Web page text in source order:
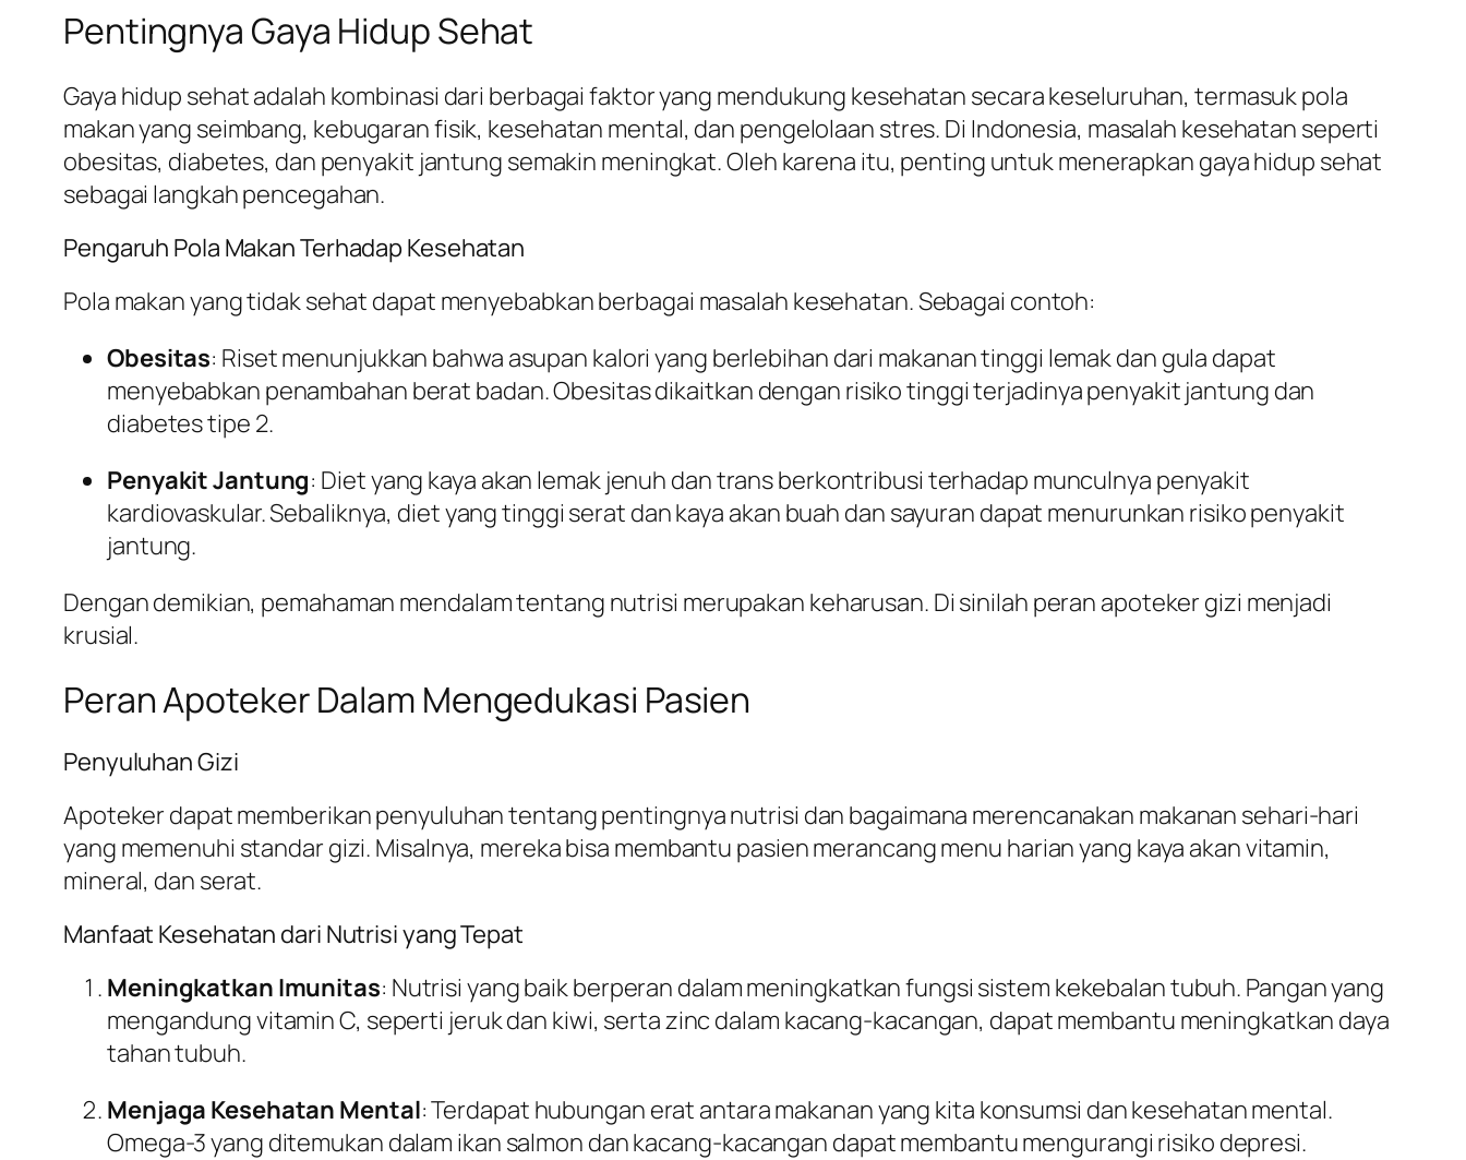
Pentingnya Gaya Hidup Sehat
Gaya hidup sehat adalah kombinasi dari berbagai faktor yang mendukung kesehatan secara keseluruhan, termasuk pola
makan yang seimbang, kebugaran fisik, kesehatan mental, dan pengelolaan stres. Di Indonesia, masalah kesehatan seperti
obesitas, diabetes, dan penyakit jantung semakin meningkat. Oleh karena itu, penting untuk menerapkan gaya hidup sehat
sebagai langkah pencegahan.
Pengaruh Pola Makan Terhadap Kesehatan
Pola makan yang tidak sehat dapat menyebabkan berbagai masalah kesehatan. Sebagai contoh:
Obesitas: Riset menunjukkan bahwa asupan kalori yang berlebihan dari makanan tinggi lemak dan gula dapat
menyebabkan penambahan berat badan. Obesitas dikaitkan dengan risiko tinggi terjadinya penyakit jantung dan
diabetes tipe 2.
Penyakit Jantung: Diet yang kaya akan lemak jenuh dan trans berkontribusi terhadap munculnya penyakit
kardiovaskular. Sebaliknya, diet yang tinggi serat dan kaya akan buah dan sayuran dapat menurunkan risiko penyakit
jantung.
Dengan demikian, pemahaman mendalam tentang nutrisi merupakan keharusan. Di sinilah peran apoteker gizi menjadi
krusial.
Peran Apoteker Dalam Mengedukasi Pasien
Penyuluhan Gizi
Apoteker dapat memberikan penyuluhan tentang pentingnya nutrisi dan bagaimana merencanakan makanan sehari-hari
yang memenuhi standar gizi. Misalnya, mereka bisa membantu pasien merancang menu harian yang kaya akan vitamin,
mineral, dan serat.
Manfaat Kesehatan dari Nutrisi yang Tepat
Meningkatkan Imunitas: Nutrisi yang baik berperan dalam meningkatkan fungsi sistem kekebalan tubuh. Pangan yang
mengandung vitamin C, seperti jeruk dan kiwi, serta zinc dalam kacang-kacangan, dapat membantu meningkatkan daya
tahan tubuh.
Menjaga Kesehatan Mental: Terdapat hubungan erat antara makanan yang kita konsumsi dan kesehatan mental.
Omega-3 yang ditemukan dalam ikan salmon dan kacang-kacangan dapat membantu mengurangi risiko depresi.